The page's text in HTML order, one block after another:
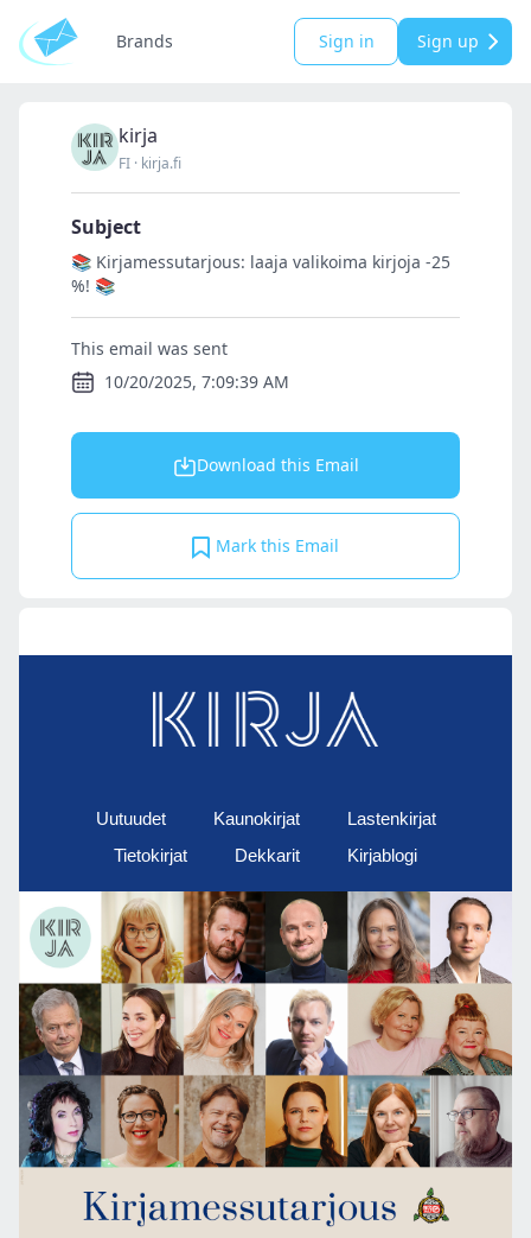
Brands Sign in Sign up
kirja
FI · kirja.fi
Subject
📚 Kirjamessutarjous: laaja valikoima kirjoja -25
%! 📚
This email was sent
10/20/2025, 7:09:39 AM
Download this Email
Mark this Email